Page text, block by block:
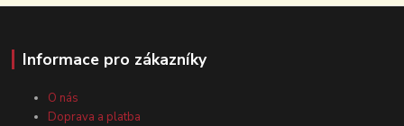
Informace pro zákazníky
O nás
Doprava a platba